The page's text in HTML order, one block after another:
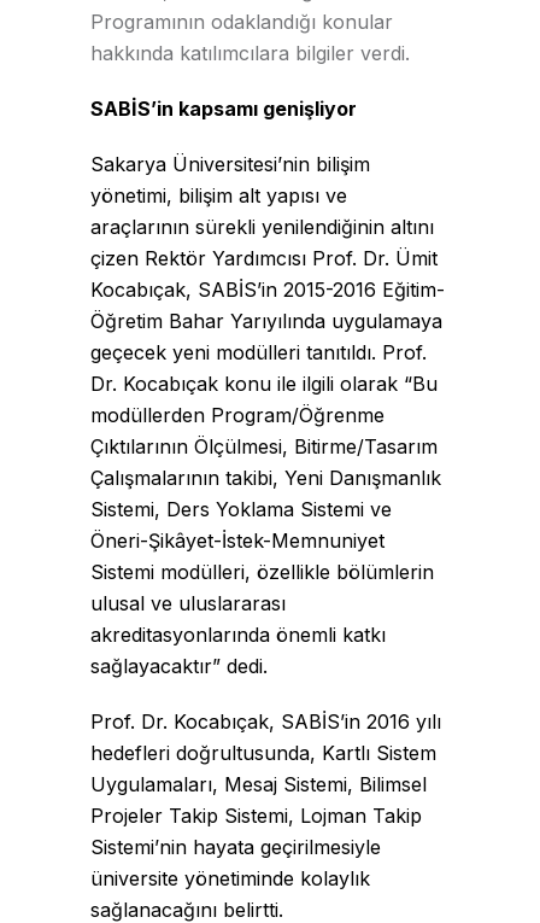
Programının odaklandığı konular
hakkında katılımcılara bilgiler verdi.
SABİS’in kapsamı genişliyor
Sakarya Üniversitesi’nin bilişim
yönetimi, bilişim alt yapısı ve
araçlarının sürekli yenilendiğinin altını
çizen Rektör Yardımcısı Prof. Dr. Ümit
Kocabıçak, SABİS’in 2015-2016 Eğitim-
Öğretim Bahar Yarıyılında uygulamaya
geçecek yeni modülleri tanıtıldı. Prof.
Dr. Kocabıçak konu ile ilgili olarak “Bu
modüllerden Program/Öğrenme
Çıktılarının Ölçülmesi, Bitirme/Tasarım
Çalışmalarının takibi, Yeni Danışmanlık
Sistemi, Ders Yoklama Sistemi ve
Öneri-Şikâyet-İstek-Memnuniyet
Sistemi modülleri, özellikle bölümlerin
ulusal ve uluslararası
akreditasyonlarında önemli katkı
sağlayacaktır” dedi.
Prof. Dr. Kocabıçak, SABİS’in 2016 yılı
hedefleri doğrultusunda, Kartlı Sistem
Uygulamaları, Mesaj Sistemi, Bilimsel
Projeler Takip Sistemi, Lojman Takip
Sistemi’nin hayata geçirilmesiyle
üniversite yönetiminde kolaylık
sağlanacağını belirtti.